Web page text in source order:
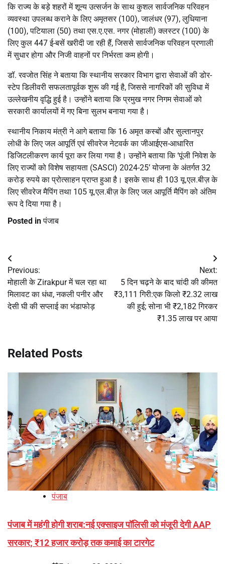
कि राज्य के बड़े शहरों में शून्य उत्सर्जन के साथ कुशल सार्वजनिक परिवहन
व्यवस्था उपलब्ध कराने के लिए अमृतसर (100), जालंधर (97), लुधियाना
(100), पटियाला (50) तथा एस.ए.एस. नगर (मोहाली) क्लस्टर (100) के
लिए कुल 447 ई-बसें खरीदी जा रही हैं, जिससे सार्वजनिक परिवहन प्रणाली
में सुधार होगा और निजी वाहनों पर निर्भरता कम होगी।
डॉ. रवजोत सिंह ने बताया कि स्थानीय सरकार विभाग द्वारा सेवाओं की डोर-
स्टेप डिलीवरी सफलतापूर्वक शुरू की गई है, जिससे नागरिकों की सुविधा में
उल्लेखनीय वृद्धि हुई है। उन्होंने बताया कि प्रमुख नगर निगम सेवाओं को
सरकारी कार्यालयों में गए बिना सुलभ बनाया गया है।
स्थानीय निकाय मंत्री ने आगे बताया कि 16 अमृत कस्बों और सुल्तानपुर
लोधी के लिए जल आपूर्ति एवं सीवरेज नेटवर्क का जीआईएस-आधारित
डिजिटलीकरण कार्य पूरा कर लिया गया है। उन्होंने बताया कि ‘पूंजी निवेश के
लिए राज्यों को विशेष सहायता (SASCI) 2024-25’ योजना के अंतर्गत 32
करोड़ रुपये का प्रोत्साहन प्राप्त हुआ है। इसके साथ ही 103 यू.एल.बीज़ के
लिए सीवरेज मैपिंग तथा 105 यू.एल.बीज़ के लिए जल आपूर्ति मैपिंग को अंतिम
रूप दे दिया गया है।
Posted inपंजाब
Post
navigation
Previous:
मोहाली के Zirakpur में चल रहा था
मिलावट का धंधा, नकली पनीर और
देसी घी की सप्लाई का भंडाफोड़
Next:
5 दिन चढ़ने के बाद चांदी की कीमत
₹3,111 गिरी:एक किलो ₹2.32 लाख
की हुई; सोना भी ₹2,182 गिरकर
₹1.35 लाख पर आया
Related Posts
पंजाब
पंजाब में महंगी होगी शराब:नई एक्साइज पॉलिसी को मंजूरी देगी AAP
सरकार; ₹12 हजार करोड़ तक कमाई का टारगेट